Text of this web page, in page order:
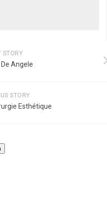
STORY
Angele
STORY
Esthétique